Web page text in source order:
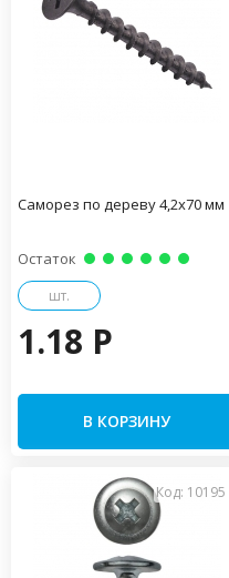
Саморез по дереву 4,2х70 мм
Остаток
шт.
1.18 P
В КОРЗИНУ
Код: 10195